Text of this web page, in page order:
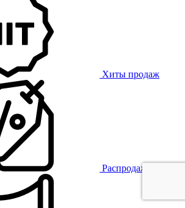
Хиты продаж
Распродажа